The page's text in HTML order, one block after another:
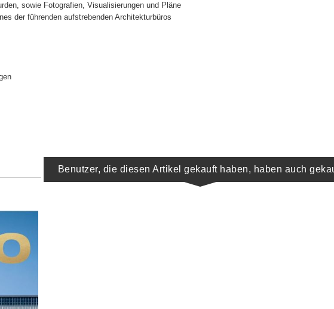
sowie Fotografien, Visualisierungen und Pläne
der führenden aufstrebenden Architekturbüros
Benutzer, die diesen Artikel gekauft haben, haben auch